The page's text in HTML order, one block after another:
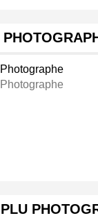
Photographe
Photographe